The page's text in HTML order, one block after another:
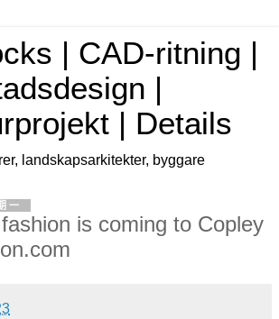
| CAD-ritning |
|
| Details
landskapsarkitekter, byggare
一
is coming to Copley